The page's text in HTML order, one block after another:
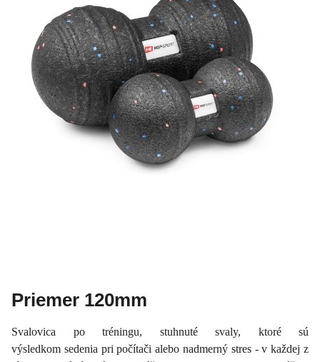
Priemer 120mm
Svalovica po tréningu, stuhnuté svaly, ktoré sú
výsledkom sedenia pri počítači alebo nadmerný stres - v každej z